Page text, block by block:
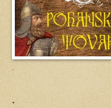
.
.